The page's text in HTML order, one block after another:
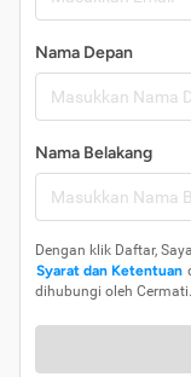
Nama Depan
Nama Belakang
Dengan klik Daftar,
Syarat dan Ketentuan
dihubungi oleh